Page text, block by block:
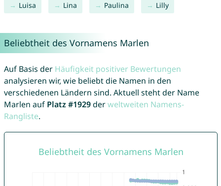
Luisa Lina Paulina Lilly
Beliebtheit des Vornamens Marlen
Auf Basis der Häufigkeit positiver Bewertungen
analysieren wir, wie beliebt die Namen in den
verschiedenen Ländern sind. Aktuell steht der Name
Marlen auf Platz #1929derweltweiten Namens-
Rangliste.